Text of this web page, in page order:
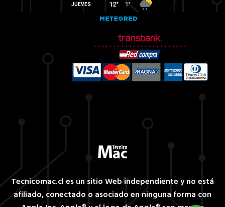
Tecnicomac.cl es un sitio Web independiente y no está
afiliado, conectado o asociado en ninguna forma con